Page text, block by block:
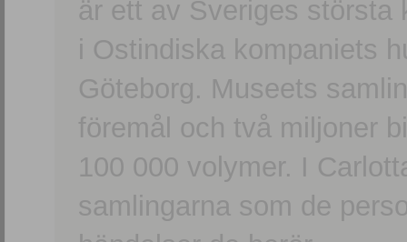
är ett av Sveriges största
i Ostindiska kompaniets
Göteborg. Museets
föremål och två miljoner
100 000 volymer. I
samlingarna som de